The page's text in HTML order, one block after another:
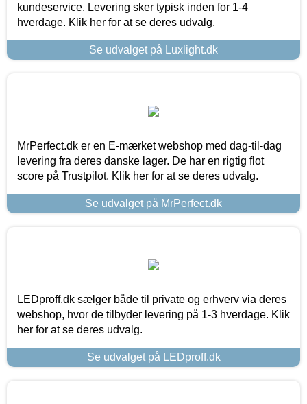
kundeservice. Levering sker typisk inden for 1-4
hverdage. Klik her for at se deres udvalg.
Se udvalget på Luxlight.dk
MrPerfect.dk er en E-mærket webshop med dag-til-dag
levering fra deres danske lager. De har en rigtig flot
score på Trustpilot. Klik her for at se deres udvalg.
Se udvalget på MrPerfect.dk
LEDproff.dk sælger både til private og erhverv via deres
webshop, hvor de tilbyder levering på 1-3 hverdage. Klik
her for at se deres udvalg.
Se udvalget på LEDproff.dk